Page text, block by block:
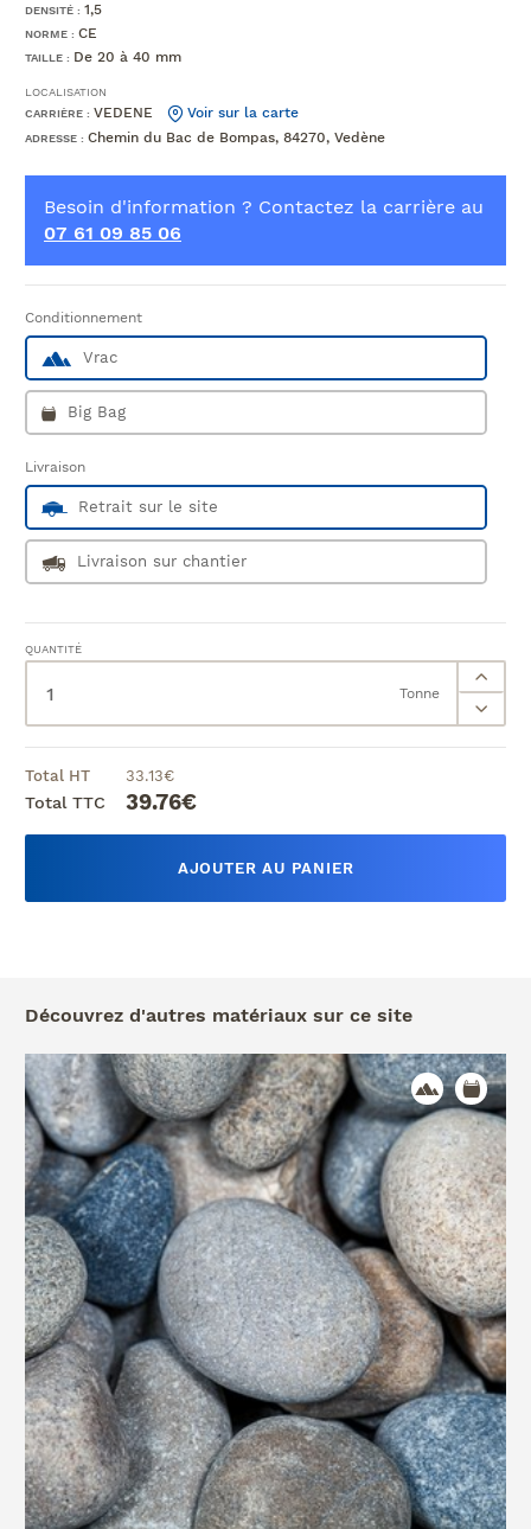
DENSITÉ : 1,5
NORME : CE
TAILLE : De 20 à 40 mm
LOCALISATION
CARRIÈRE : VEDENE Voir sur la carte
ADRESSE : Chemin du Bac de Bompas, 84270, Vedène
Besoin d'information ? Contactez la carrière au
07 61 09 85 06
Conditionnement
Vrac
Big Bag
Livraison
Retrait sur le site
Livraison sur chantier
QUANTITÉ
Tonne
Total HT 33.13€
Total TTC 39.76€
AJOUTER AU PANIER
Découvrez d'autres matériaux sur ce site